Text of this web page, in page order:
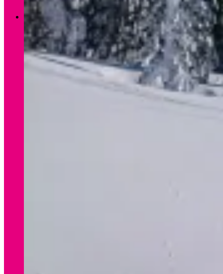
Verleih Winter
WINTER